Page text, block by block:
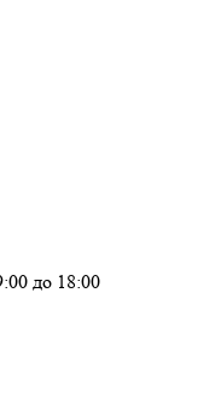
до 18:00